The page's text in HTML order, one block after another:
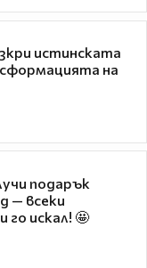
истинската
на
подарък
— всеки
искал! 🤩